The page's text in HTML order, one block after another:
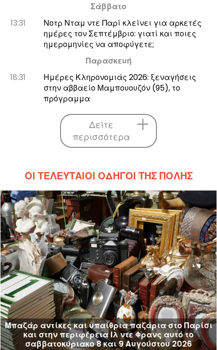
Σάββατο
13:31
Νοτρ Νταμ ντε Παρί κλείνει για αρκετές
ημέρες τον Σεπτέμβριο: γιατί και ποιες
ημερομηνίες να αποφύγετε;
Παρασκευή
18:31
Ημέρες Κληρονομιάς 2026: ξεναγήσεις
στην αββαείο Μαμπουουζόν (95), το
πρόγραμμα
Δείτε
περισσότερα
ΟΙ ΤΕΛΕΥΤΑΊΟΙ ΟΔΗΓΟΊ ΤΗΣ ΠΌΛΗΣ
Μπαζάρ αντίκες και υπαίθρια παζάρια στο Παρίσι
και στην περιφέρεια Ιλ ντε Φρανς αυτό το
σαββατοκύριακο 8 και 9 Αυγούστου 2026